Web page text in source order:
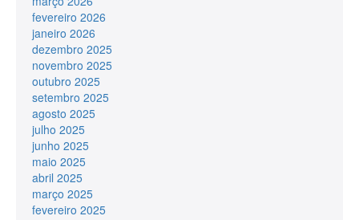
fevereiro 2026
janeiro 2026
dezembro 2025
novembro 2025
outubro 2025
setembro 2025
agosto 2025
julho 2025
junho 2025
maio 2025
abril 2025
março 2025
fevereiro 2025